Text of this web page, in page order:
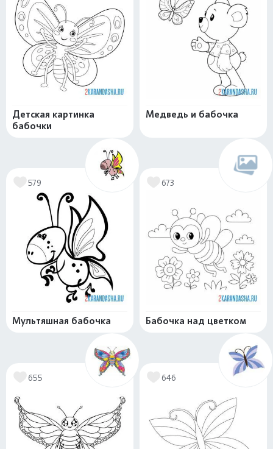
Детская картинка
бабочки
Медведь и бабочка
579
Мультяшная бабочка
673
Бабочка над цветком
655 646